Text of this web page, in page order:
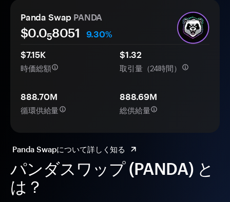
パンダスワップ (PANDA) と
は？
Panda Swap PANDA
$0.058051
9.30%
$7.15K
時価総額
$1.32
取引量（24時間）
888.70M
循環供給量
888.69M
総供給量
Panda Swapについて詳しく知る